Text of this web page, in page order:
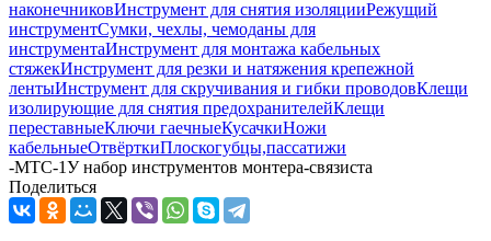
наконечниковИнструмент для снятия изоляцииРежущий
инструментСумки, чехлы, чемоданы для
инструментаИнструмент для монтажа кабельных
стяжекИнструмент для резки и натяжения крепежной
лентыИнструмент для скручивания и гибки проводовКлещи
изолирующие для снятия предохранителейКлещи
переставныеКлючи гаечныеКусачкиНожи
кабельныеОтвёрткиПлоскогубцы,пассатижи
-МТС-1У набор инструментов монтера-связиста
Поделиться